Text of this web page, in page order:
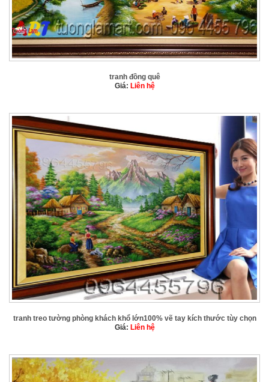
tranh đồng quê
Giá: Liên hệ
tranh treo tường phòng khách khổ lớn100% vẽ tay kích thước tùy chọn
Giá: Liên hệ